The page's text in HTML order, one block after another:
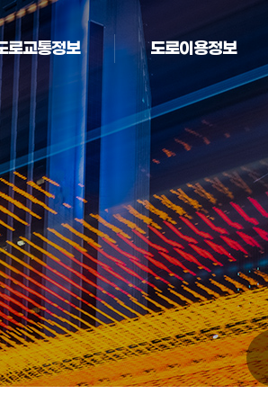
로교통정보 도로이용정보